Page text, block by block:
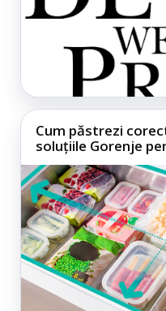
Cum păstrezi
soluțiile Gorenje